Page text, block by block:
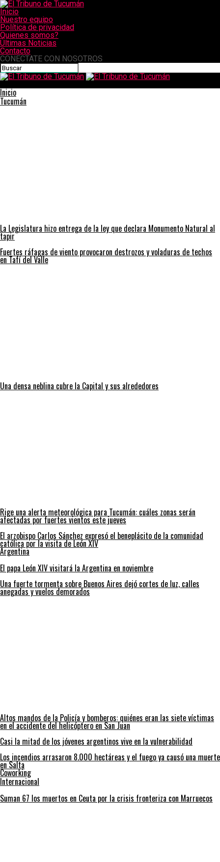
Inicio
Nuestro equipo
Política de privacidad
Quienes somos?
Últimas Noticias
Contacto
CONECTATE CON NOSOTROS
Inicio
Tucumán
La Legislatura hizo entrega de la ley que declara Monumento Natural al
tapir
Fuertes ráfagas de viento provocaron destrozos y voladuras de techos
en Tafí del Valle
Una densa neblina cubre la Capital y sus alrededores
Rige una alerta meteorológica para Tucumán: cuáles zonas serán
afectadas por fuertes vientos este jueves
El arzobispo Carlos Sánchez expresó el beneplácito de la comunidad
católica por la visita de León XIV
Argentina
El papa León XIV visitará la Argentina en noviembre
Una fuerte tormenta sobre Buenos Aires dejó cortes de luz, calles
anegadas y vuelos demorados
Altos mandos de la Policía y bomberos: quiénes eran las siete víctimas
en el accidente del helicóptero en San Juan
Casi la mitad de los jóvenes argentinos vive en la vulnerabilidad
Los incendios arrasaron 8.000 hectáreas y el fuego ya causó una muerte
en Salta
Coworking
Internacional
Suman 67 los muertos en Ceuta por la crisis fronteriza con Marruecos